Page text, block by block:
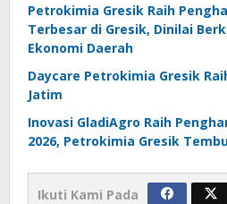
Petrokimia Gresik Raih
Terbesar di Gresik, Dinilai
Ekonomi Daerah
Daycare Petrokimia Gresik
Jatim
Inovasi GladiAgro Raih
2026, Petrokimia Gresik
Ikuti Kami Pada